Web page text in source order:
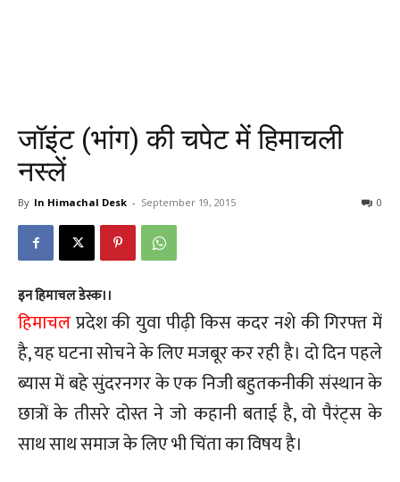
जॉइंट (भांग) की चपेट में हिमाचली
नस्लें
By In Himachal Desk - September 19, 2015 0
इन हिमाचल डेस्क।।
हिमाचलप्रदेश की युवा पीढ़ी किस कदर नशे की गिरफ्त में
है, यह घटना सोचने के लिए मजबूर कर रही है। दो दिन पहले
ब्यास में बहे सुंदरनगर के एक निजी बहुतकनीकी संस्थान के
छात्रों के तीसरे दोस्त ने जो कहानी बताई है, वो पैरंट्स के
साथ साथ समाज के लिए भी चिंता का विषय है।